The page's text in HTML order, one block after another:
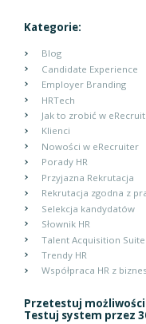
Kategorie:
Blog
Candidate Experience
Employer Branding
HRTech
Jak to zrobić w
Klienci
Nowości w eRecruiter
Porady HR
Przyjazna Rekrutacja
Rekrutacja zgodna z
Selekcja kandydatów
Słownik HR
Talent Acquisition Suite
Trendy HR
Współpraca HR z
Przetestuj
Testuj system przez